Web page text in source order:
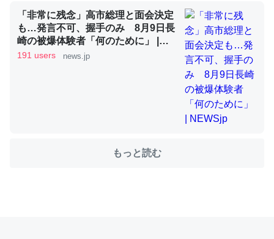
類は苦労してるんだな…。腹足類だと殻を無くしてナメク
ジになったり努力してるし。
─ニュース :: 【研究発表】昆虫学の大問題＝「昆虫はなぜ海にいな
いのか」に関する新仮説
ちぼちRingも置こうかと画策中。あと、Googleマップで
「非常に残念」高市総理と面会決定
も…発言不可、握手のみ 8月9日長
崎の被爆体験者「何のために」 |
NEWSjp
191 users news.jp
もっと読む